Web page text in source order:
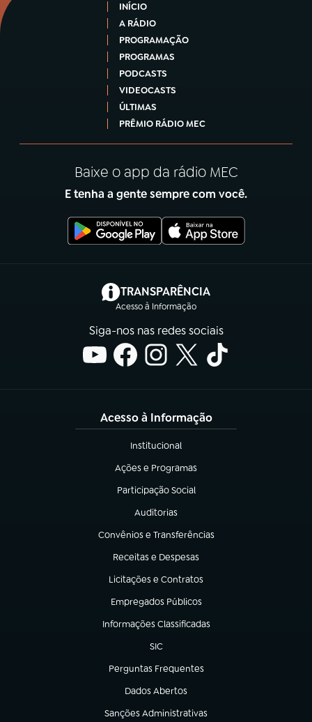
INÍCIO
A RÁDIO
PROGRAMAÇÃO
PROGRAMAS
PODCASTS
VIDEOCASTS
ÚLTIMAS
PRÊMIO RÁDIO MEC
Baixe o app da rádio MEC
E tenha a gente sempre com você.
TRANSPARÊNCIA
Acesso à Informação
(abre em nova aba)
Siga-nos nas redes sociais
Acesso à Informação
Institucional
(abre em nova aba)
Ações e Programas
(abre em nova aba)
Participação Social
(abre em nova aba)
Auditorias
(abre em nova aba)
Convênios e Transferências
(abre em nova aba)
Receitas e Despesas
(abre em nova aba)
Licitações e Contratos
(abre em nova aba)
Empregados Públicos
(abre em nova aba)
Informações Classificadas
(abre em nova aba)
SIC
(abre em nova aba)
Perguntas Frequentes
(abre em nova aba)
Dados Abertos
(abre em nova aba)
Sanções Administrativas
(abre em nova aba)